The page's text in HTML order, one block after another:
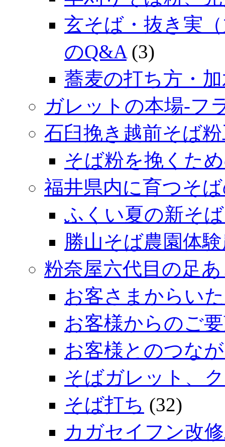
玄そば・抜き実
のQ&A(3)
蕎麦の打ち方・
ガレットの本場‐フ
石臼挽き越前そば
そば粉を挽くた
福井県内に育つそ
ふくい夏の新そ
勝山そば農園体
粉奈屋六代目の足
お客さまからい
お客様からのご
お客様とのつな
そばガレット、
そば打ち (32)
カガセイフン改